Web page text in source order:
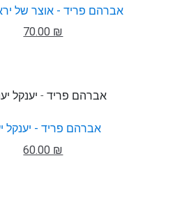
אברהם פריד - אוצר של
70.00 ₪
אברהם פריד - יענקל
60.00 ₪